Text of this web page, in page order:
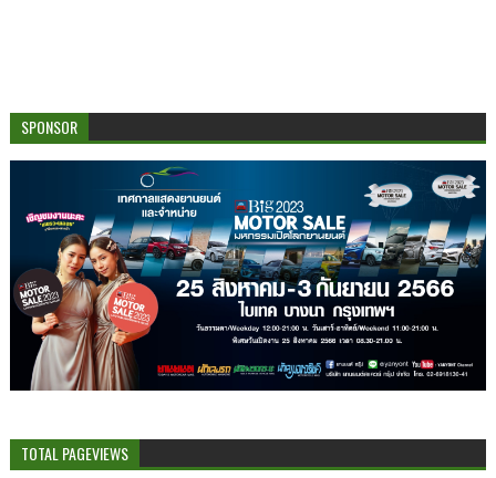
SPONSOR
TOTAL PAGEVIEWS